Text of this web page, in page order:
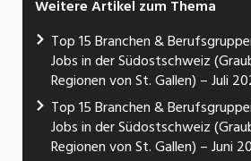
Weitere Artikel zum Thema
Top 15 Branchen &
Jobs in der Südostschweiz
Regionen von St. Gallen) – Juli
Top 15 Branchen &
Jobs in der Südostschweiz
Regionen von St. Gallen) – Juni